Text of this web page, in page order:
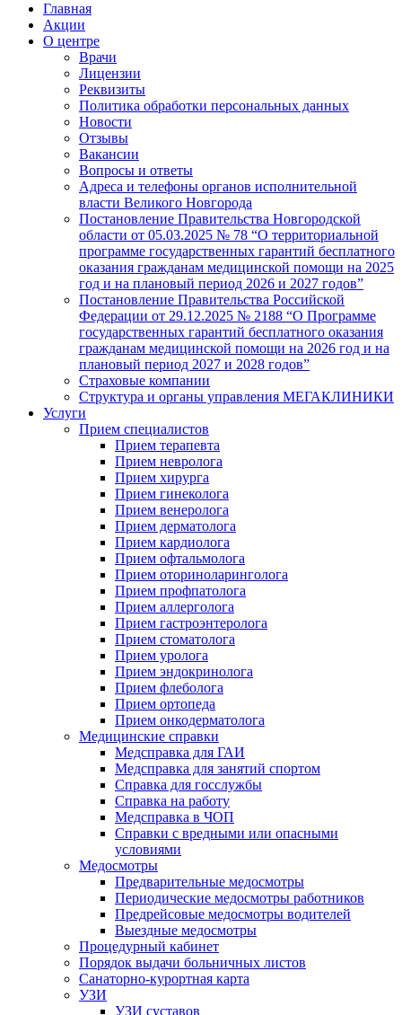
Главная
Акции
О центре
Врачи
Лицензии
Реквизиты
Политика обработки персональных данных
Новости
Отзывы
Вакансии
Вопросы и ответы
Адреса и телефоны органов исполнительной
власти Великого Новгорода
Постановление Правительства Новгородской
области от 05.03.2025 № 78 “О территориальной
программе государственных гарантий бесплатного
оказания гражданам медицинской помощи на 2025
год и на плановый период 2026 и 2027 годов”
Постановление Правительства Российской
Федерации от 29.12.2025 № 2188 “О Программе
государственных гарантий бесплатного оказания
гражданам медицинской помощи на 2026 год и на
плановый период 2027 и 2028 годов”
Страховые компании
Структура и органы управления МЕГАКЛИНИКИ
Услуги
Прием специалистов
Прием терапевта
Прием невролога
Прием хирурга
Прием гинеколога
Прием венеролога
Прием дерматолога
Прием кардиолога
Прием офтальмолога
Прием оториноларинголога
Прием профпатолога
Прием аллерголога
Прием гастроэнтеролога
Прием стоматолога
Прием уролога
Прием эндокринолога
Прием флеболога
Прием ортопеда
Прием онкодерматолога
Медицинские справки
Медсправка для ГАИ
Медсправка для занятий спортом
Справка для госслужбы
Справка на работу
Медсправка в ЧОП
Справки с вредными или опасными
условиями
Медосмотры
Предварительные медосмотры
Периодические медосмотры работников
Предрейсовые медосмотры водителей
Выездные медосмотры
Процедурный кабинет
Порядок выдачи больничных листов
Санаторно-курортная карта
УЗИ
УЗИ суставов